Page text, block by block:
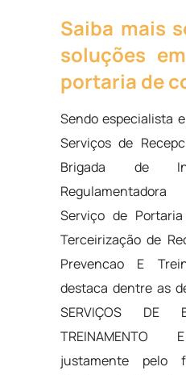
Saiba mais
soluções
portaria de
Sendo especialista
Serviços de
Brigada de
Serviço de
Terceirização de
Prevencao E
destaca dentre as
SERVIÇOS DE
TREINAMENTO
justamente pelo